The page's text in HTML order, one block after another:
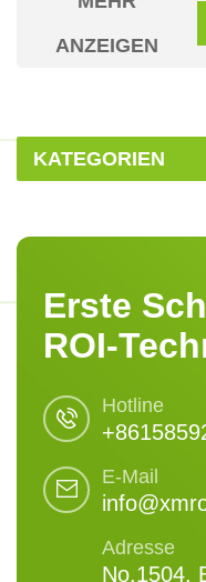
ANZEIGEN
KATEGORIEN
Erste
ROI-
Hotline
E-Mail
Adresse
No.1504,